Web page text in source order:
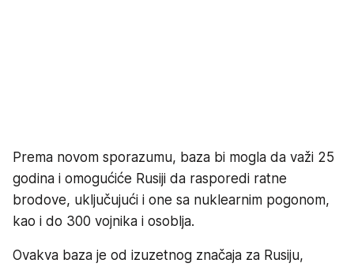
Prema novom sporazumu, baza bi mogla da važi 25
godina i omogućiće Rusiji da rasporedi ratne
brodove, uključujući i one sa nuklearnim pogonom,
kao i do 300 vojnika i osoblja.
Ovakva baza je od izuzetnog značaja za Rusiju,